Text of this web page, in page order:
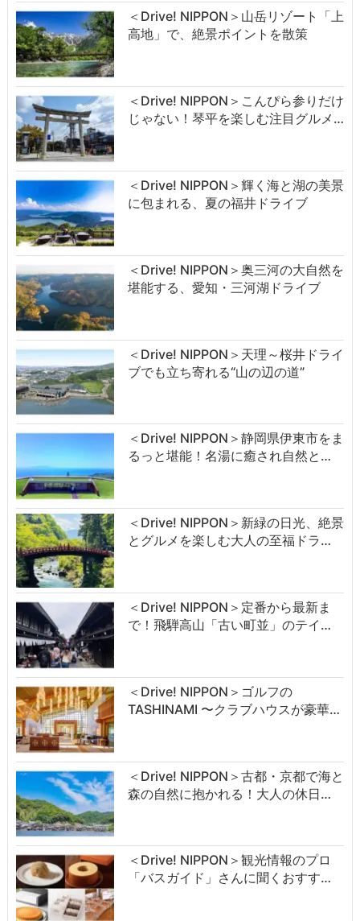
＜Drive! NIPPON＞山岳リゾート「上
高地」で、絶景ポイントを散策
＜Drive! NIPPON＞こんぴら参りだけ
じゃない！琴平を楽しむ注目グルメ…
＜Drive! NIPPON＞輝く海と湖の美景
に包まれる、夏の福井ドライブ
＜Drive! NIPPON＞奥三河の大自然を
堪能する、愛知・三河湖ドライブ
＜Drive! NIPPON＞天理～桜井ドライ
ブでも立ち寄れる“山の辺の道”
＜Drive! NIPPON＞静岡県伊東市をま
るっと堪能！名湯に癒され自然と…
＜Drive! NIPPON＞新緑の日光、絶景
とグルメを楽しむ大人の至福ドラ…
＜Drive! NIPPON＞定番から最新ま
で！飛騨高山「古い町並」のテイ…
＜Drive! NIPPON＞ゴルフの
TASHINAMI 〜クラブハウスが豪華…
＜Drive! NIPPON＞古都・京都で海と
森の自然に抱かれる！大人の休日…
＜Drive! NIPPON＞観光情報のプロ
「バスガイド」さんに聞くおすす…